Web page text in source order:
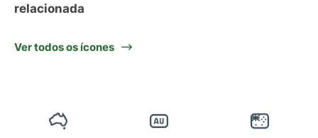
relacionada
Ver todos os ícones